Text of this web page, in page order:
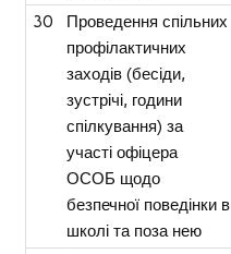
30
Проведення спільних
профілактичних
заходів (бесіди,
зустрічі, години
спілкування) за
участі офіцера
ОСОБ щодо
безпечної поведінки в
школі та поза нею